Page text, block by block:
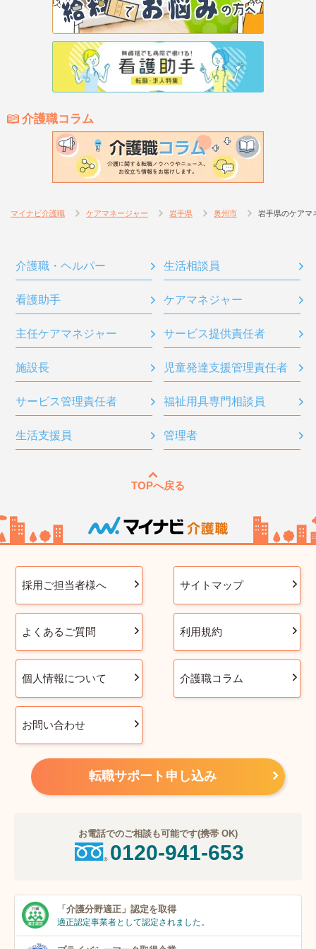
介護職コラム
マイナビ介護職 ケアマネージャー 岩手県 奥州市 岩手県のケアマ
介護職・ヘルパー 生活相談員
看護助手 ケアマネジャー
主任ケアマネジャー サービス提供責任者
施設長 児童発達支援管理責任者
サービス管理責任者 福祉用具専門相談員
生活支援員 管理者
TOPへ戻る
採用ご担当者様へ サイトマップ
よくあるご質問 利用規約
個人情報について 介護職コラム
お問い合わせ
転職サポート申し込み
お電話でのご相談も可能です(携帯 OK)
0120-941-653
「介護分野適正」 認定を取得
適正認定事業者として認定されました。